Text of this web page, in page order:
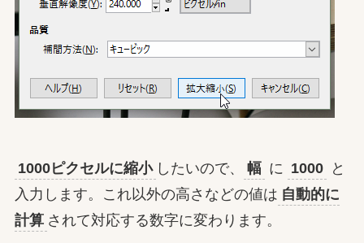
1000ピクセルに縮小 したいので、 幅 に 1000
と
入力します。これ以外の高さなどの値は 自動的に
計算 されて対応する数字に変わります。